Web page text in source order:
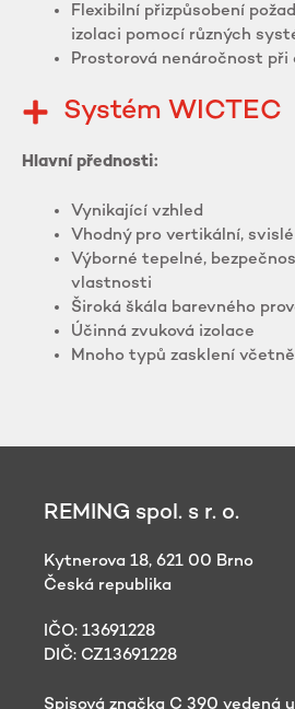
Flexibilní přizpůsobení
izolaci pomocí různých
Prostorová nenáročnost při
Systém WICTEC
Hlavní přednosti:
Vynikající vzhled
Vhodný pro vertikální,
Výborné tepelné,
vlastnosti
Široká škála barevného
Účinná zvuková izolace
Mnoho typů zasklení
REMING spol. s r. o.
Kytnerova 18, 621 00 Brno
Česká republika
IČO: 13691228
DIČ: CZ13691228
Spisová značka C 390 vedená